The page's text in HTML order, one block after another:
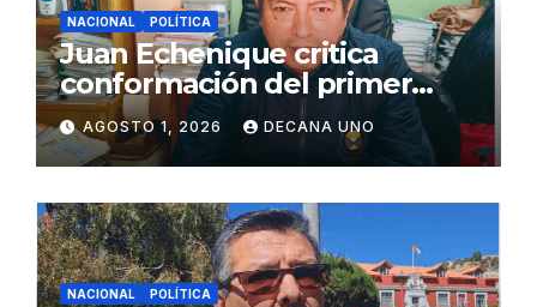
NACIONAL POLÍTICA
Juan Echenique critica
conformación del primer
gabinete ministerial de Keiko
Fujimori
AGOSTO 1, 2026 DECANA UNO
NACIONAL POLÍTICA